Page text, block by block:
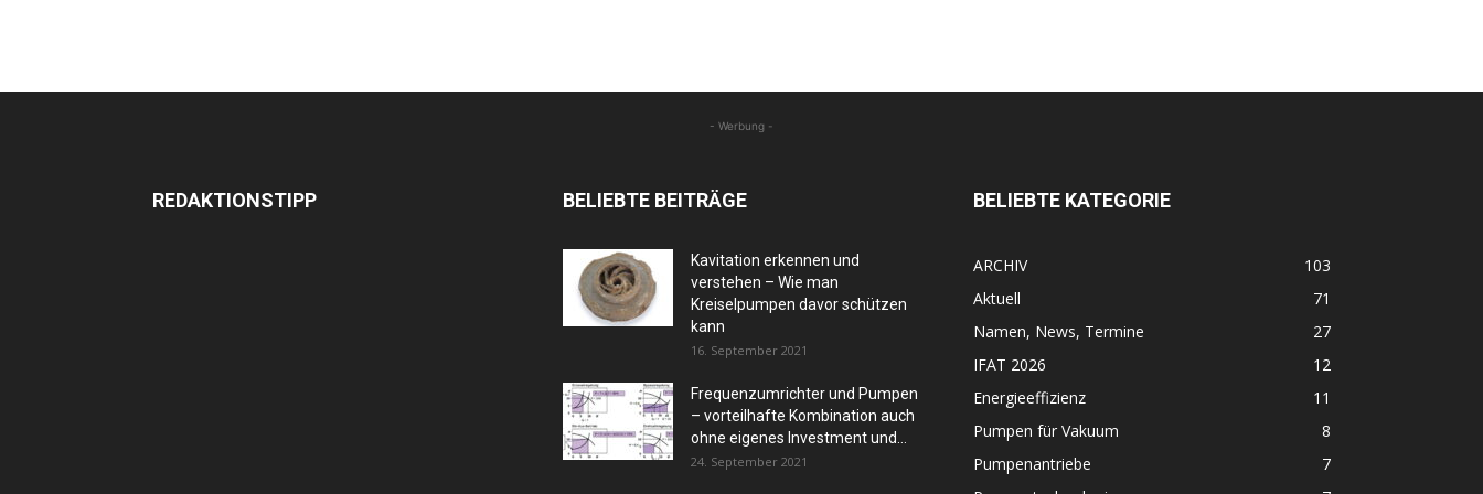
- Werbung -
REDAKTIONSTIPP BELIEBTE BEITRÄGE
Kavitation erkennen und
verstehen – Wie man
Kreiselpumpen davor schützen
kann
16. September 2021
Frequenzumrichter und Pumpen
– vorteilhafte Kombination auch
ohne eigenes Investment und...
24. September 2021
BELIEBTE KATEGORIE
ARCHIV
103
Aktuell
71
Namen, News, Termine
27
IFAT 2026
12
Energieeffizienz
11
Pumpen für Vakuum
8
Pumpenantriebe
7